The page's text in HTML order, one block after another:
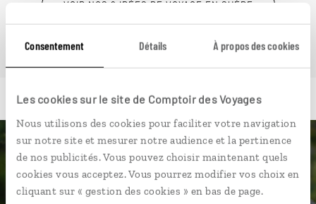
Consentement Détails À propos des cookies
Les cookies sur le site de Comptoir des Voyages
Nous utilisons des cookies pour faciliter votre navigation
sur notre site et mesurer notre audience et la pertinence
de nos publicités. Vous pouvez choisir maintenant quels
cookies vous acceptez. Vous pourrez modifier vos choix en
cliquant sur « gestion des cookies » en bas de page.
VOIR NOS 9 IDÉES DE VOYAGE EN SUÈDE
Luciole,
l'appli qui vous guide en Suède